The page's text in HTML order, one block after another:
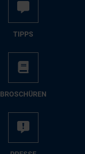
TIPPS
BRO­SCHÜ­REN